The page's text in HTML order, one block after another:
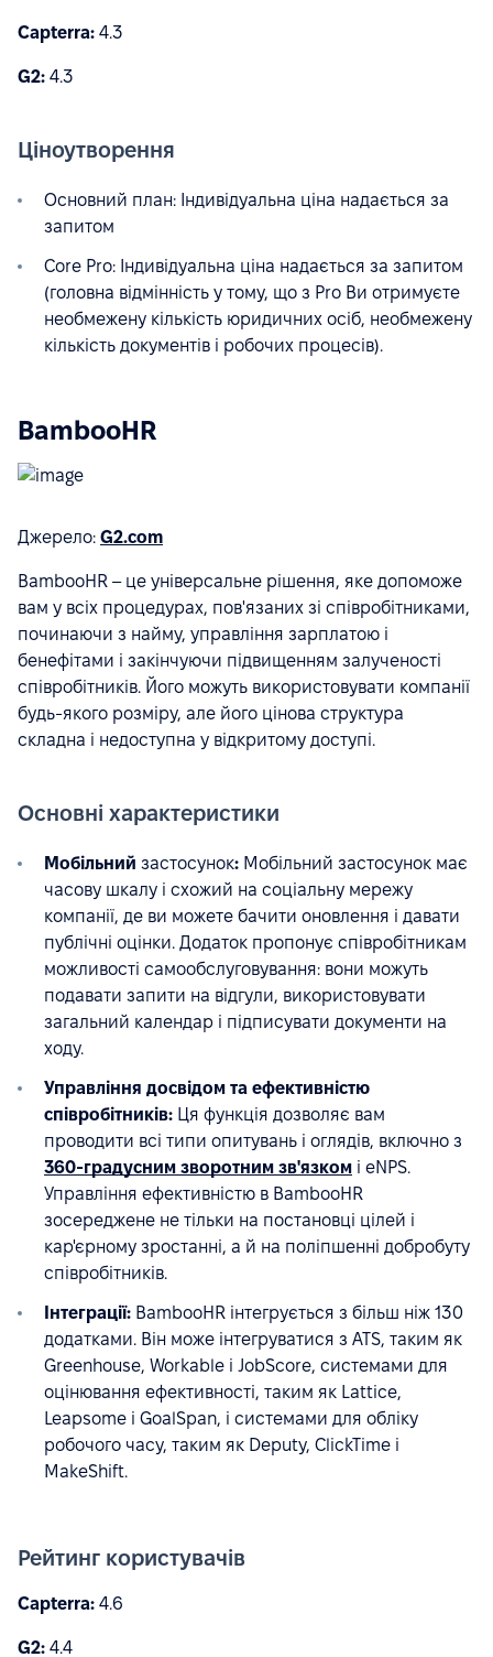
Capterra: 4.3
G2: 4.3
Ціноутворення
Основний план: Індивідуальна ціна надається за
запитом
Core Pro: Індивідуальна ціна надається за запитом
(головна відмінність у тому, що з Pro Ви отримуєте
необмежену кількість юридичних осіб, необмежену
кількість документів і робочих процесів).
BambooHR
Джерело: G2.com
BambooHR – це універсальне рішення, яке допоможе
вам у всіх процедурах, пов'язаних зі співробітниками,
починаючи з найму, управління зарплатою і
бенефітами і закінчуючи підвищенням залученості
співробітників. Його можуть використовувати компанії
будь-якого розміру, але його цінова структура
складна і недоступна у відкритому доступі.
Основні характеристики
Мобільний застосунок: Мобільний застосунок має
часову шкалу і схожий на соціальну мережу
компанії, де ви можете бачити оновлення і давати
публічні оцінки. Додаток пропонує співробітникам
можливості самообслуговування: вони можуть
подавати запити на відгули, використовувати
загальний календар і підписувати документи на
ходу.
Управління досвідом та ефективністю
співробітників: Ця функція дозволяє вам
проводити всі типи опитувань і оглядів, включно з
360-градусним зворотним зв'язком і eNPS.
Управління ефективністю в BambooHR
зосереджене не тільки на постановці цілей і
кар'єрному зростанні, а й на поліпшенні добробуту
співробітників.
Інтеграції: BambooHR інтегрується з більш ніж 130
додатками. Він може інтегруватися з ATS, таким як
Greenhouse, Workable і JobScore, системами для
оцінювання ефективності, таким як Lattice,
Leapsome і GoalSpan, і системами для обліку
робочого часу, таким як Deputy, ClickTime і
MakeShift.
Рейтинг користувачів
Capterra: 4.6
G2: 4.4